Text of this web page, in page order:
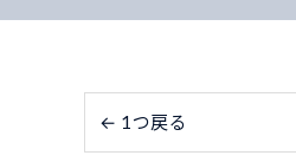
← 1つ戻る